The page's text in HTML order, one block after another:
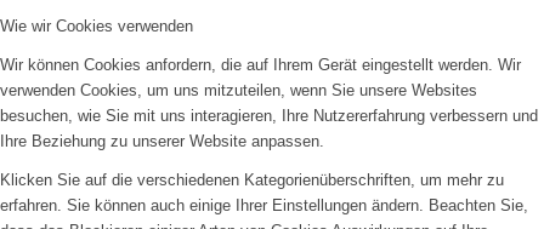
Wie wir Cookies verwenden
Wir können Cookies anfordern, die auf Ihrem Gerät eingestellt werden. Wir
verwenden Cookies, um uns mitzuteilen, wenn Sie unsere Websites
besuchen, wie Sie mit uns interagieren, Ihre Nutzererfahrung verbessern und
Ihre Beziehung zu unserer Website anpassen.
Klicken Sie auf die verschiedenen Kategorienüberschriften, um mehr zu
erfahren. Sie können auch einige Ihrer Einstellungen ändern. Beachten Sie,